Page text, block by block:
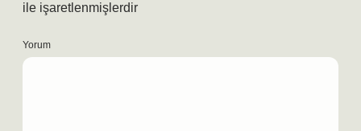
ile işaretlenmişlerdir
Yorum